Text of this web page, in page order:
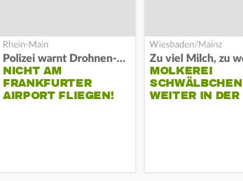
Polizei warnt Drohnen-Besitzer
NICHT AM
FRANKFURTER
AIRPORT FLIEGEN!
MOLKEREI
SCHWÄLBCHEN
WEITER IN DER